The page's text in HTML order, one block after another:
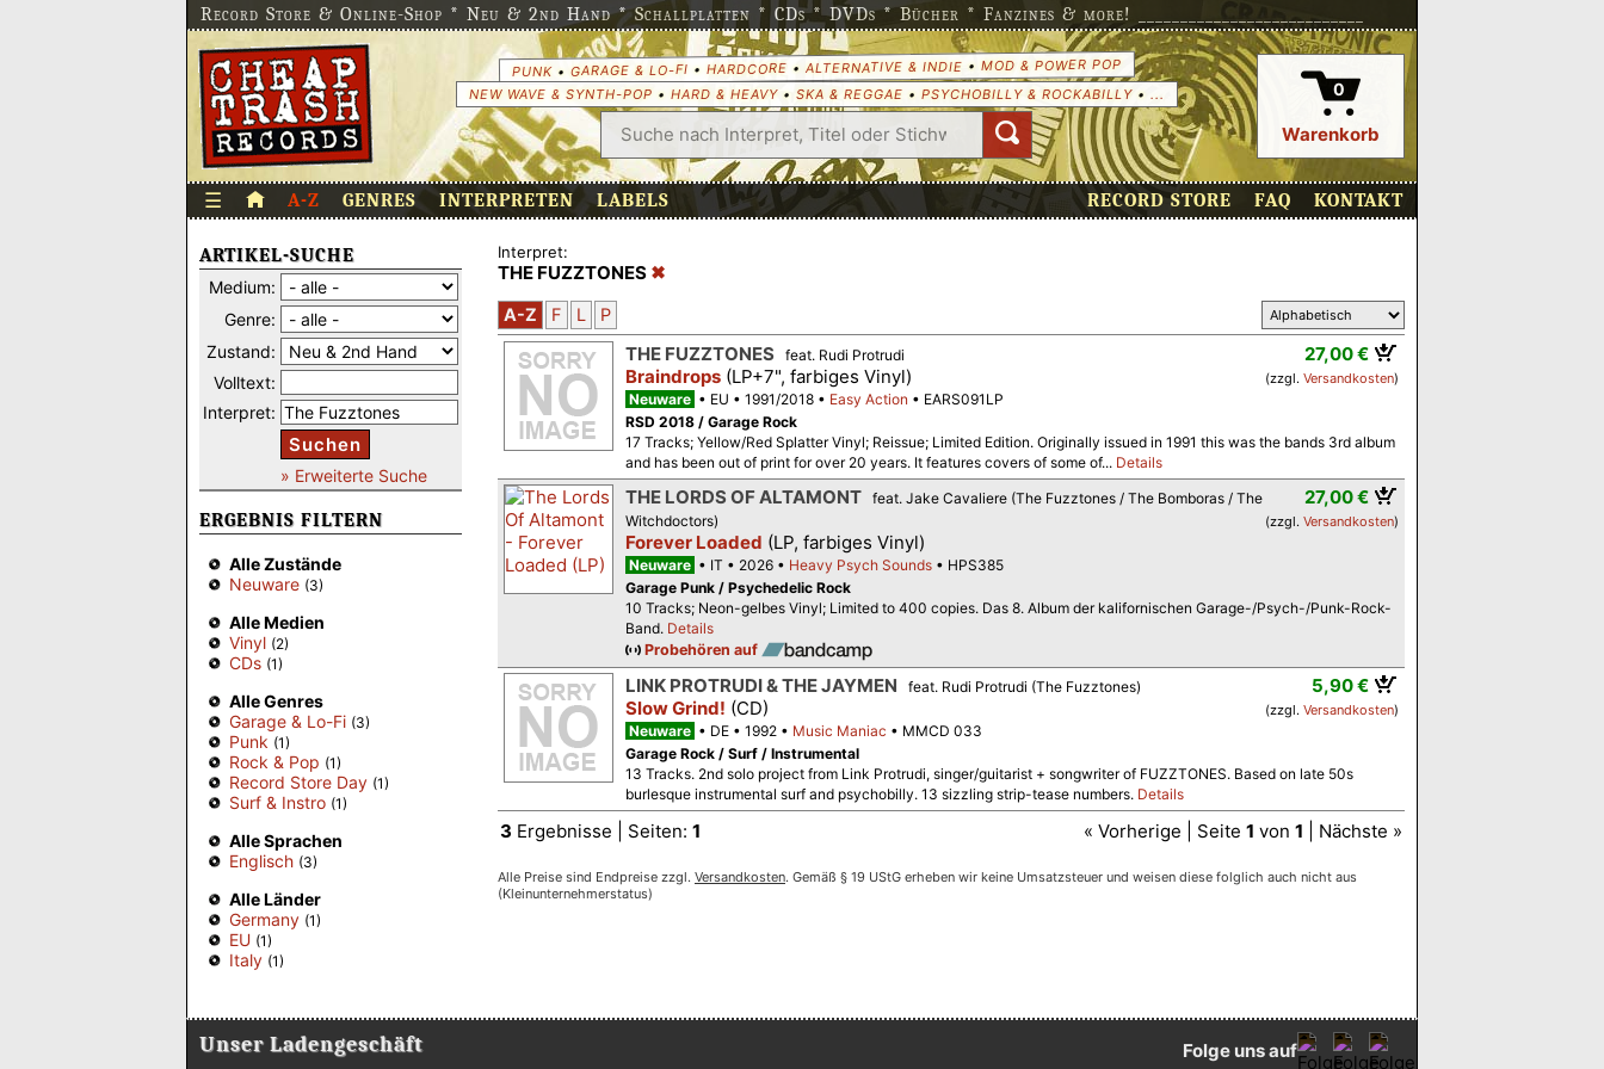
Record Store & Online-Shop * Neu & 2nd Hand * Schallplatten * CDs * DVDs * Bücher * Fanzines & more! ___________________________
PUNK• GARAGE & LO-FI • HARDCORE • ALTERNATIVE & INDIE • MOD & POWER POP
NEW WAVE & SYNTH-POP • HARD & HEAVY• SKA & REGGAE • PSYCHOBILLY & ROCKABILLY• ... 0
Warenkorb
☰ A-Z GENRES INTERPRETEN LABELS RECORD STORE FAQ KONTAKT
ARTIKEL-SUCHE
Medium:
Genre:
Zustand:
Volltext:
Interpret:
Suchen
» Erweiterte Suche
ERGEBNIS FILTERN
Alle Zustände
Neuware (3)
Alle Medien
Vinyl (2)
CDs (1)
Alle Genres
Garage & Lo-Fi (3)
Punk (1)
Rock & Pop (1)
Record Store Day (1)
Surf & Instro (1)
Alle Sprachen
Englisch (3)
Alle Länder
Germany (1)
EU (1)
Italy (1)
Interpret:
THE FUZZTONES
A-Z F L P
27,00 €
(zzgl. Versandkosten)
THE FUZZTONES feat. Rudi Protrudi
Braindrops (LP+7", farbiges Vinyl)
Neuware EU 1991/2018 Easy Action
EARS091LP
RSD 2018 / Garage Rock
17 Tracks; Yellow/Red Splatter Vinyl; Reissue; Limited Edition. Originally issued in 1991 this was the bands 3rd album
and has been out of print for over 20 years. It features covers of some of... Details
27,00 €
(zzgl. Versandkosten)
THE LORDS OF ALTAMONT feat. Jake Cavaliere (The Fuzztones / The Bomboras / The
Witchdoctors)
Forever Loaded (LP, farbiges Vinyl)
Neuware IT 2026 Heavy Psych Sounds
HPS385
Garage Punk / Psychedelic Rock
10 Tracks; Neon-gelbes Vinyl; Limited to 400 copies. Das 8. Album der kalifornischen Garage-/Psych-/Punk-Rock-
Band. Details
Probehören auf
5,90 €
(zzgl. Versandkosten)
LINK PROTRUDI & THE JAYMEN feat. Rudi Protrudi (The Fuzztones)
Slow Grind! (CD)
Neuware DE 1992 Music Maniac
MMCD 033
Garage Rock / Surf / Instrumental
13 Tracks. 2nd solo project from Link Protrudi, singer/guitarist + songwriter of FUZZTONES. Based on late 50s
burlesque instrumental surf and psychobilly. 13 sizzling strip-tease numbers. Details
3 Ergebnisse | Seiten: 1 « Vorherige | Seite 1 von 1 | Nächste »
Alle Preise sind Endpreise zzgl. Versandkosten. Gemäß § 19 UStG erheben wir keine Umsatzsteuer und weisen diese folglich auch nicht aus
(Kleinunternehmerstatus)
Unser Ladengeschäft Folge uns auf